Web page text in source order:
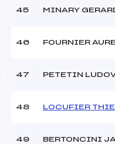
45 MINARY
46 FOURNIER
47 PETETIN
48 LOCUFIER
49 BERTONCINI